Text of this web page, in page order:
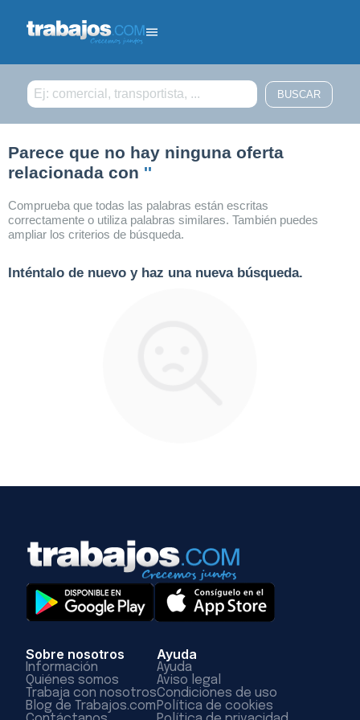
Parece que no hay ninguna oferta
relacionada con ''
Comprueba que todas las palabras están escritas
correctamente o utiliza palabras similares. También puedes
ampliar los criterios de búsqueda.
Inténtalo de nuevo y haz una nueva búsqueda.
Sobre nosotros
Información
Quiénes somos
Trabaja con nosotros
Blog de Trabajos.com
Ayuda
Ayuda
Aviso legal
Condiciones de uso
Política de cookies